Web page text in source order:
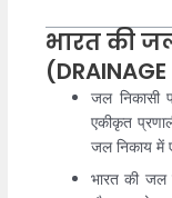
भारत की
जल निकासी
एकीकृत
जल निकाय में
भारत की जल